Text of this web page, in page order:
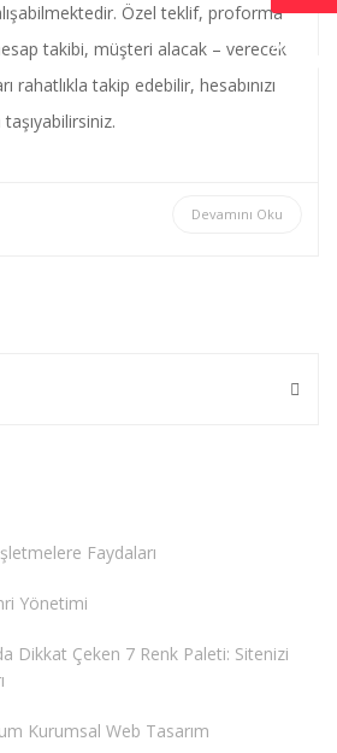
Özel teklif, proforma
takibi, müşteri alacak – verecek
rahatlıkla takip edebilir, hesabınızı
Devamını Oku
Faydaları
Yönetimi
Dikkat Çeken 7 Renk Paleti: Sitenizi
Kurumsal Web Tasarım